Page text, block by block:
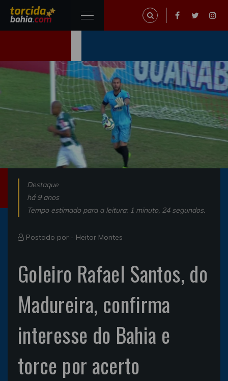
Destaque
há 9 anos
Tempo estimado para a leitura: 1 minuto, 24 segundos.
Postado por - Heitor Montes
Goleiro Rafael Santos, do
Madureira, confirma
interesse do Bahia e
torce por acerto